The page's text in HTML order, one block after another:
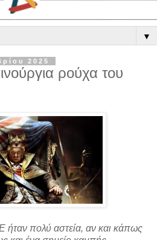
▼
2025
ρούχα του
πολύ αστεία, αν και κάπως